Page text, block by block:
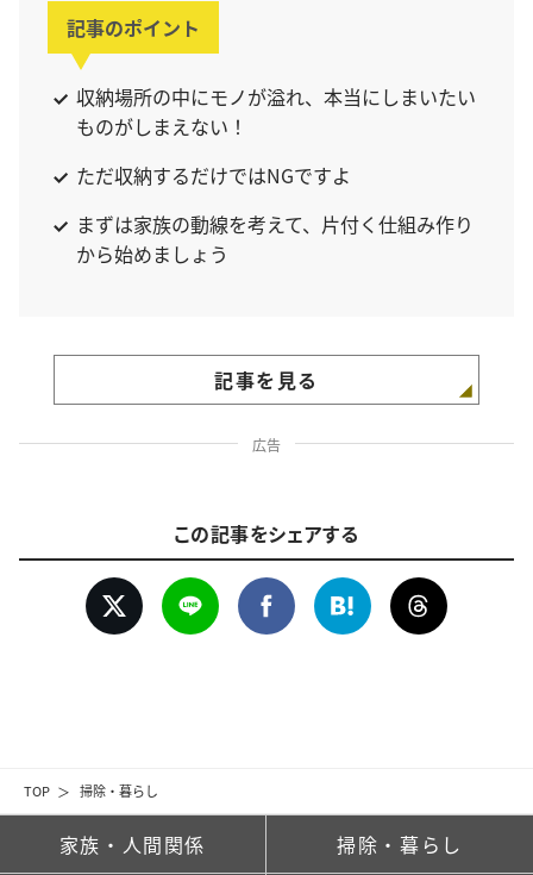
TOP 掃除・暮らし
記事のポイント
収納場所の中にモノが溢れ、本当にしまいたい
ものがしまえない！
ただ収納するだけではNGですよ
まずは家族の動線を考えて、片付く仕組み作り
から始めましょう
記事を見る
広告
この記事をシェアする
家族・人間関係 掃除・暮らし